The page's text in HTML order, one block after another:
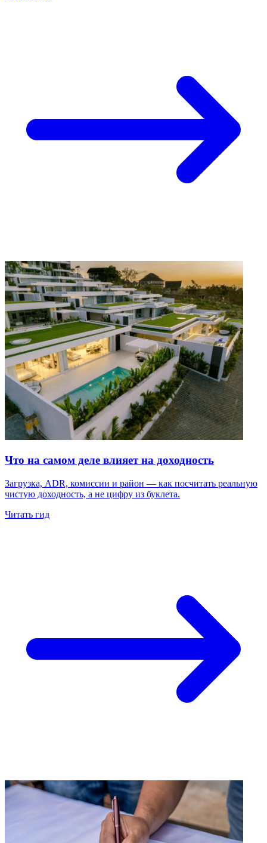
Что на самом деле влияет на доходность
Загрузка, ADR, комиссии и район — как посчитать реальную
чистую доходность, а не цифру из буклета.
Читать гид